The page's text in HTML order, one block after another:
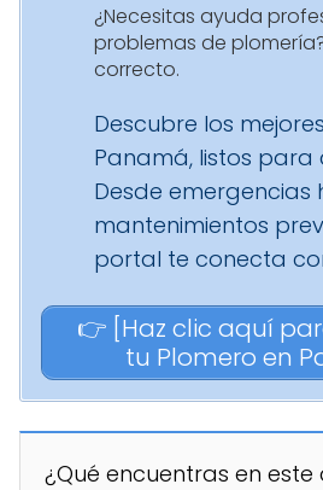
¿Necesitas ayuda
problemas de
correcto.
Descubre los
Panamá, listos para
Desde emergencias
mantenimientos
portal te conecta
👉 [Haz clic aquí
tu Plomero en
¿Qué encuentras en